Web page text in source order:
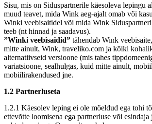
Sisu, mis on Siduspartnerile käesoleva lepingu
muud teavet, mida Wink aeg-ajalt omab või
Winki veebisaitidel või mida Wink
teeb (nt hinnad ja saadavus).
”Winki veebisaidid” tähendab Wink
mitte ainult, Wink, traveliko.com ja kõiki
alternatiivseid versioone (mis tahes
variatsioone, sealhulgas, kuid mitte ainult,
mobiilirakendused jne.
1.2 Partnerluseta
1.2.1 Käesolev leping ei ole mõeldud ega tohi
ettevõtte loomisena ega partnerluse või